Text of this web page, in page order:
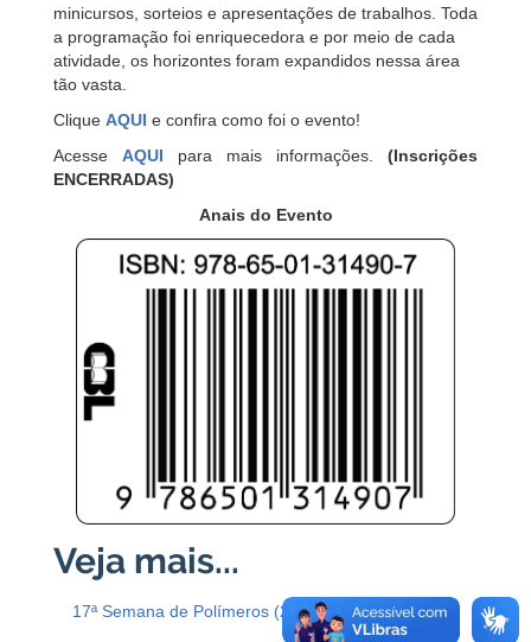
minicursos, sorteios e apresentações de trabalhos. Toda
a programação foi enriquecedora e por meio de cada
atividade, os horizontes foram expandidos nessa área
tão vasta.
Clique AQUI e confira como foi o evento!
Acesse AQUI para mais informações. (Inscrições
ENCERRADAS)
Anais do Evento
17ª Semana de Polímeros (2023)